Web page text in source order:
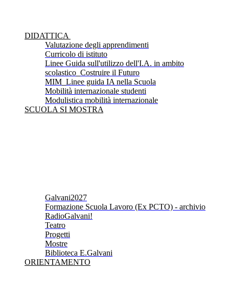
DIDATTICA
Valutazione degli apprendimenti
Curricolo di istituto
Linee Guida sull'utilizzo dell'I.A. in ambito
scolastico_Costruire il Futuro
MIM_Linee guida IA nella Scuola
Mobilità internazionale studenti
Modulistica mobilità internazionale
SCUOLA SI MOSTRA
Galvani2027
Formazione Scuola Lavoro (Ex PCTO) - archivio
RadioGalvani!
Teatro
Progetti
Mostre
Biblioteca E.Galvani
ORIENTAMENTO